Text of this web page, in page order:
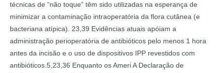
técnicas de “não toque” têm sido utilizadas na esperança de
minimizar a contaminação intraoperatória da flora cutânea (e
bacteriana atípica). 23,39 Evidências atuais apóiam a
administração perioperatória de antibióticos pelo menos 1 hora
antes da incisão e o uso de dispositivos IPP revestidos com
antibióticos.5,23,36 Enquanto os Ameri A Declaração de